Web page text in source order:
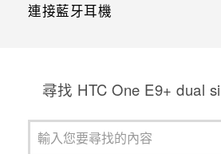
連接藍牙耳機
尋找 HTC One E9+ dual